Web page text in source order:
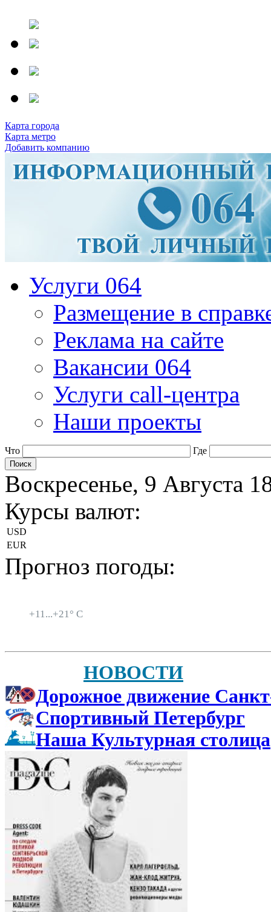
Карта города
Карта метро
Добавить компанию
Услуги 064
Размещение в
Реклама на сайте
Вакансии 064
Услуги call-центра
Наши проекты
Что Где
Воскресенье, 9 Августа
Курсы валют:
USD
EUR
Прогноз погоды:
+11...+21° C
НОВОСТИ
Дорожное движение
Спортивный Петербург
Наша Культурная столица